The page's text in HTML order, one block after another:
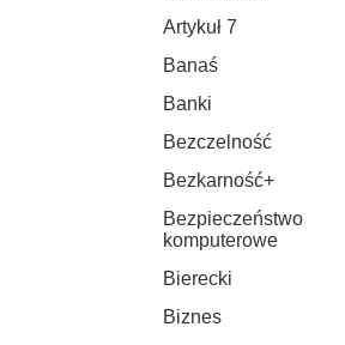
Artykuł 7
Banaś
Banki
Bezczelność
Bezkarność+
Bezpieczeństwo
komputerowe
Bierecki
Biznes